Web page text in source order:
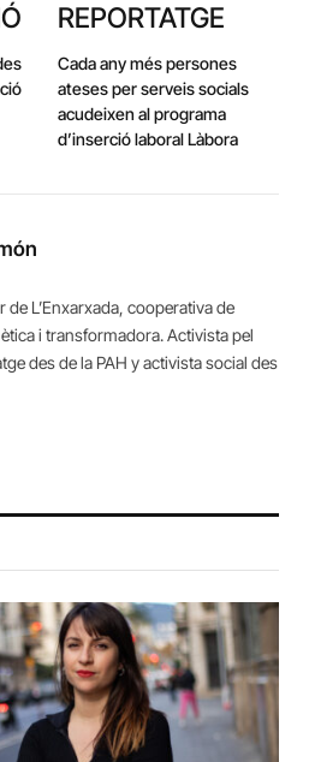
REPORTATGE
Cada any més persones
ateses per serveis socials
acudeixen al programa
d’inserció laboral Làbora
de L’Enxarxada, cooperativa de
i transformadora. Activista pel
des de la PAH y activista social des